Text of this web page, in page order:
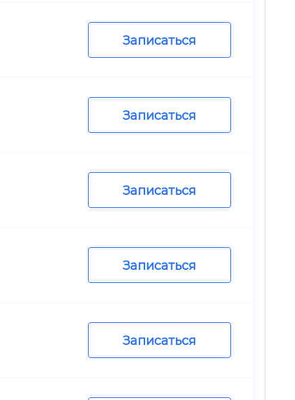
Записаться
Записаться
Записаться
Записаться
Записаться